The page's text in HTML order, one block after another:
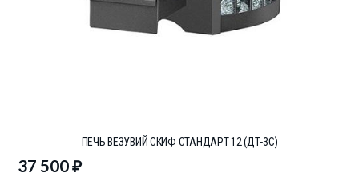
ПЕЧЬ ВЕЗУВИЙ СКИФ СТАНДАРТ 12 (ДТ-3С)
37 500₽